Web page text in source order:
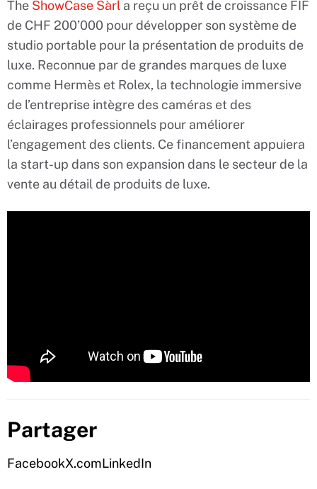
The ShowCase Sàrl a reçu un prêt de croissance FIF
de CHF 200’000 pour développer son système de
studio portable pour la présentation de produits de
luxe. Reconnue par de grandes marques de luxe
comme Hermès et Rolex, la technologie immersive
de l’entreprise intègre des caméras et des
éclairages professionnels pour améliorer
l’engagement des clients. Ce financement appuiera
la start-up dans son expansion dans le secteur de la
vente au détail de produits de luxe.
Partager
FacebookX.comLinkedIn